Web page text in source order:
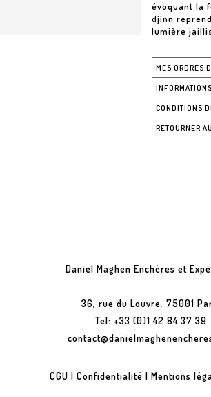
évoquant la
djinn
lumière
MES ORDRES
CONDITIONS
RETOURNER
Daniel Maghen Enchères et
36, rue du Louvre, 75001
Tel: +33 (0)1 42 84 37 39
CGU | Confidentialité | Mentions